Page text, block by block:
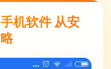
机软件 从安